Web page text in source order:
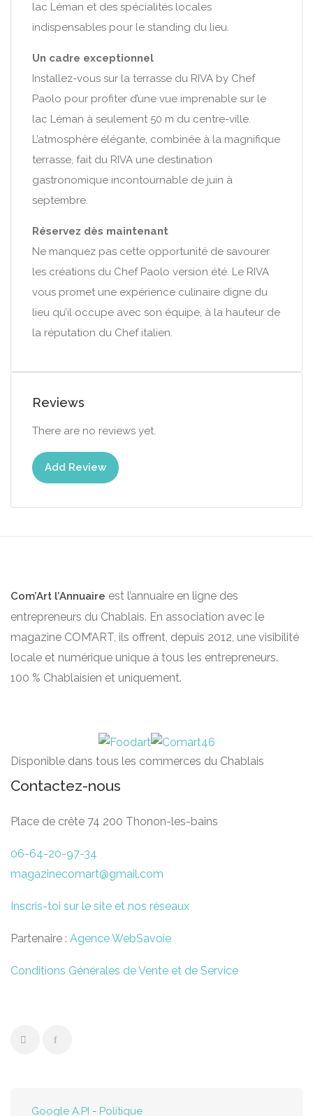
lac Léman et des spécialités locales
indispensables pour le standing du lieu.
Un cadre exceptionnel
Installez-vous sur la terrasse du RIVA by Chef
Paolo pour profiter d’une vue imprenable sur le
lac Léman à seulement 50 m du centre-ville.
L’atmosphère élégante, combinée à la magnifique
terrasse, fait du RIVA une destination
gastronomique incontournable de juin à
septembre.
Réservez dès maintenant
Ne manquez pas cette opportunité de savourer
les créations du Chef Paolo version été. Le RIVA
vous promet une expérience culinaire digne du
lieu qu’il occupe avec son équipe, à la hauteur de
la réputation du Chef italien.
Reviews
There are no reviews yet.
Add Review
Com’Art l’Annuaire est l’annuaire en ligne des
entrepreneurs du Chablais. En association avec le
magazine COM’ART, ils offrent, depuis 2012, une visibilité
locale et numérique unique à tous les entrepreneurs.
100 % Chablaisien et uniquement.
Disponible dans tous les commerces du Chablais
Contactez-nous
Place de crête 74 200 Thonon-les-bains
06-64-20-97-34
magazinecomart@gmail.com
Inscris-toi sur le site et nos réseaux
Partenaire : Agence WebSavoie
Conditions Générales de Vente et de Service
Google A.PI - Politique